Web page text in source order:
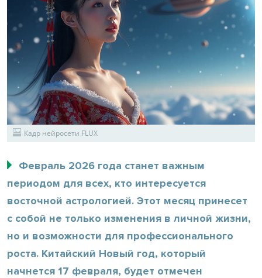
Кадр нейросети FLUX
Февраль 2026 года станет важным
периодом для всех, кто интересуется
восточной астрологией. Этот месяц принесет
с собой не только изменения в личной жизни,
но и возможности для профессионального
роста. Китайский Новый год, который
начнется 17 февраля, будет отмечен